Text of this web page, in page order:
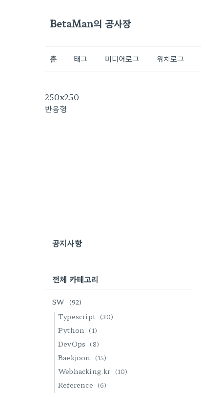
BetaMan의 공사장
홈 태그 미디어로그 위치로그
250x250
반응형
공지사항
전체 카테고리
SW (92)
Typescript (30)
Python (1)
DevOps (8)
Baekjoon (15)
Webhacking.kr (10)
Reference (6)